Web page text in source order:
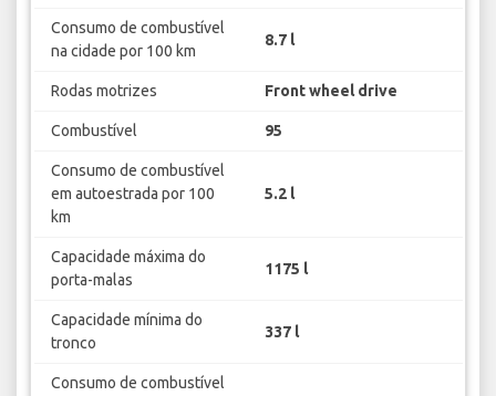
Consumo de combustível
na cidade por 100 km
8.7 l
Rodas motrizes Front wheel drive
Combustível 95
Consumo de combustível
em autoestrada por 100
km
5.2 l
Capacidade máxima do
porta-malas
1175 l
Capacidade mínima do
tronco
337 l
Consumo de combustível